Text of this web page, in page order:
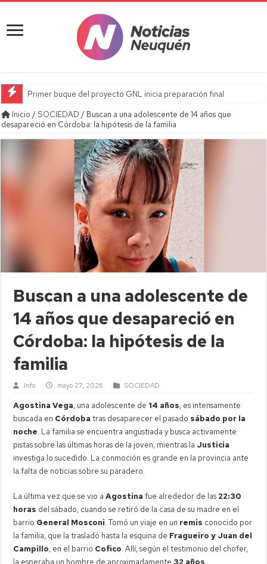
Primer buque del proyecto GNL inicia preparación final
Inicio / SOCIEDAD / Buscan a una adolescente de 14 años que
desapareció en Córdoba: la hipótesis de la familia
Buscan a una adolescente de
14 años que desapareció en
Córdoba: la hipótesis de la
familia
Info mayo 27, 2026 SOCIEDAD
Agostina Vega, una adolescente de 14 años, es intensamente
buscada en Córdoba tras desaparecer el pasado sábado por la
noche. La familia se encuentra angustiada y busca activamente
pistas sobre las últimas horas de la joven, mientras la Justicia
investiga lo sucedido. La conmoción es grande en la provincia ante
la falta de noticias sobre su paradero.
La última vez que se vio aAgostina fue alrededor de las 22:30
horas del sábado, cuando se retiró de la casa de su madre en el
barrio General Mosconi. Tomó un viaje en un remis conocido por
la familia, que la trasladó hasta la esquina de Fragueiro y Juan del
Campillo, en el barrio Cofico. Allí, según el testimonio del chofer,
la esperaba un hombre de aproximadamente 32 años.